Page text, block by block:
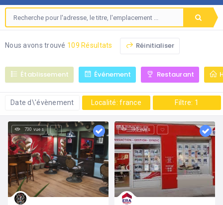
Nous avons trouvé 109 Résultats Réinitialiser
Établissement Événement Restaurant
Date d\'évènement Localité: france Filtre: 1
730 vues 185 vues